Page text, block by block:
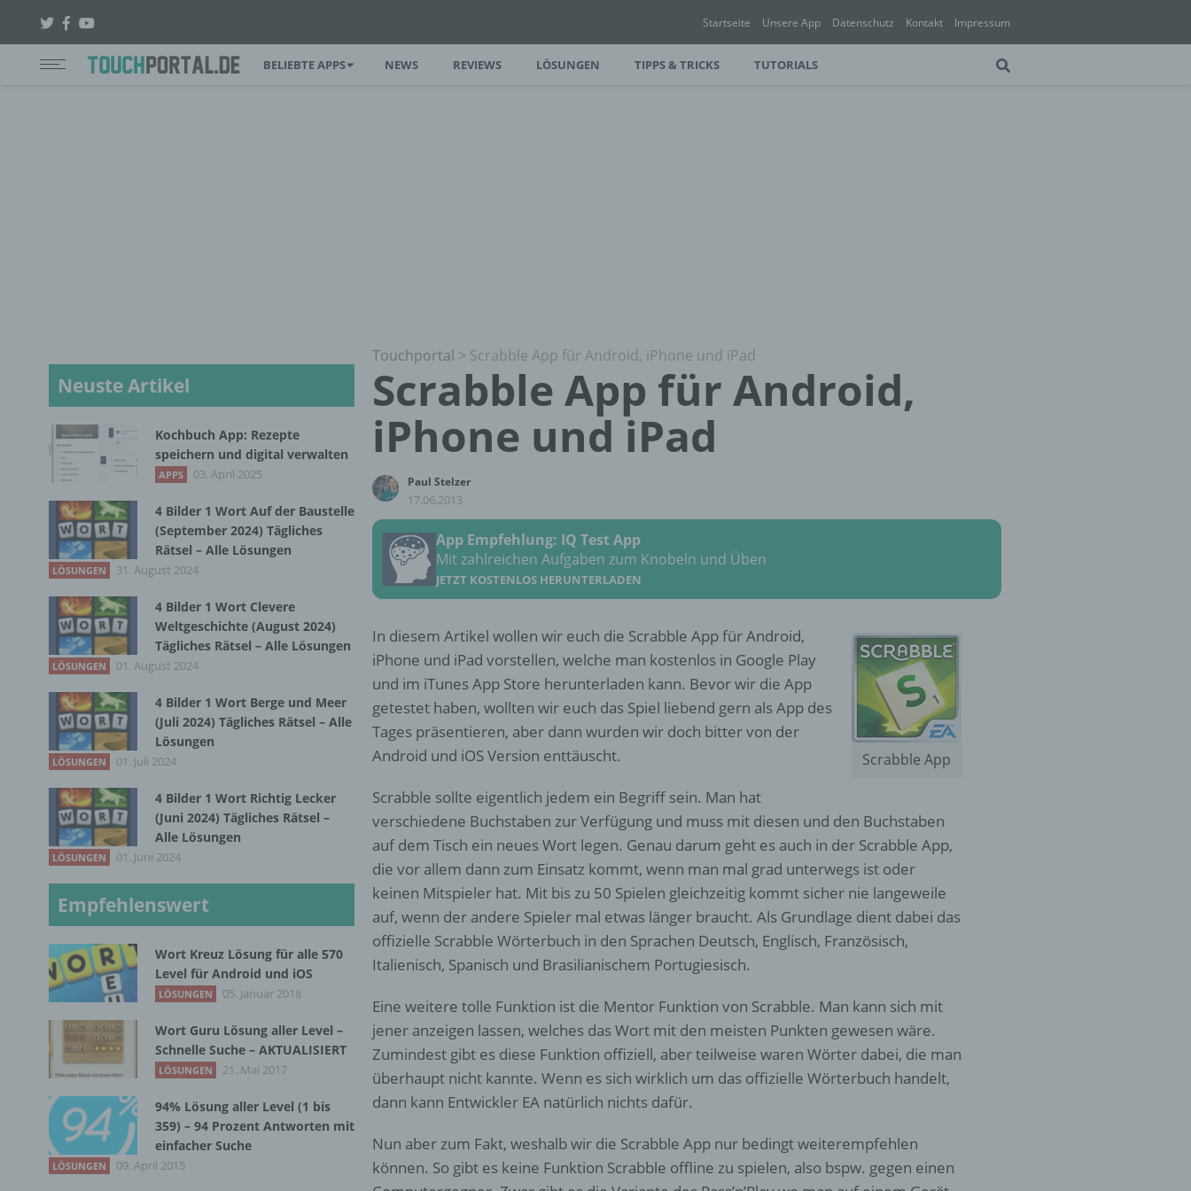
Startseite Unsere App Datenschutz Kontakt Impressum
BELIEBTE APPS NEWS REVIEWS LÖSUNGEN TIPPS & TRICKS TUTORIALS
Touchportal > Scrabble App für Android, iPhone und iPad
Scrabble App für Android,
iPhone und iPad
Paul Stelzer
17.06.2013
App Empfehlung: IQ Test App
Mit zahlreichen Aufgaben zum Knobeln und Üben
JETZT KOSTENLOS HERUNTERLADEN
Scrabble App
In diesem Artikel wollen wir euch die Scrabble App für Android,
iPhone und iPad vorstellen, welche man kostenlos in Google Play
und im iTunes App Store herunterladen kann. Bevor wir die App
getestet haben, wollten wir euch das Spiel liebend gern als App des
Tages präsentieren, aber dann wurden wir doch bitter von der
Android und iOS Version enttäuscht.
Scrabble sollte eigentlich jedem ein Begriff sein. Man hat
verschiedene Buchstaben zur Verfügung und muss mit diesen und den Buchstaben
auf dem Tisch ein neues Wort legen. Genau darum geht es auch in der Scrabble App,
die vor allem dann zum Einsatz kommt, wenn man mal grad unterwegs ist oder
keinen Mitspieler hat. Mit bis zu 50 Spielen gleichzeitig kommt sicher nie langeweile
auf, wenn der andere Spieler mal etwas länger braucht. Als Grundlage dient dabei das
offizielle Scrabble Wörterbuch in den Sprachen Deutsch, Englisch, Französisch,
Italienisch, Spanisch und Brasilianischem Portugiesisch.
Eine weitere tolle Funktion ist die Mentor Funktion von Scrabble. Man kann sich mit
jener anzeigen lassen, welches das Wort mit den meisten Punkten gewesen wäre.
Zumindest gibt es diese Funktion offiziell, aber teilweise waren Wörter dabei, die man
überhaupt nicht kannte. Wenn es sich wirklich um das offizielle Wörterbuch handelt,
dann kann Entwickler EA natürlich nichts dafür.
Nun aber zum Fakt, weshalb wir die Scrabble App nur bedingt weiterempfehlen
können. So gibt es keine Funktion Scrabble offline zu spielen, also bspw. gegen einen
Neuste Artikel
Kochbuch App: Rezepte
speichern und digital verwalten
APPS 03. April 2025
4 Bilder 1 Wort Auf der Baustelle
(September 2024) Tägliches
Rätsel – Alle Lösungen
LÖSUNGEN 31. August 2024
4 Bilder 1 Wort Clevere
Weltgeschichte (August 2024)
Tägliches Rätsel – Alle Lösungen
LÖSUNGEN 01. August 2024
4 Bilder 1 Wort Berge und Meer
(Juli 2024) Tägliches Rätsel – Alle
Lösungen
LÖSUNGEN 01. Juli 2024
4 Bilder 1 Wort Richtig Lecker
(Juni 2024) Tägliches Rätsel –
Alle Lösungen
LÖSUNGEN 01. Juni 2024
Empfehlenswert
Wort Kreuz Lösung für alle 570
Level für Android und iOS
LÖSUNGEN 05. Januar 2018
Wort Guru Lösung aller Level –
Schnelle Suche – AKTUALISIERT
LÖSUNGEN 21. Mai 2017
94% Lösung aller Level (1 bis
359) – 94 Prozent Antworten mit
einfacher Suche
LÖSUNGEN 09. April 2015